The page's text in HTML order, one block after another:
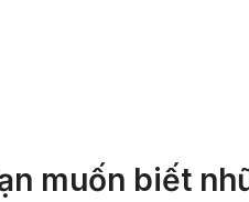
muốn biết